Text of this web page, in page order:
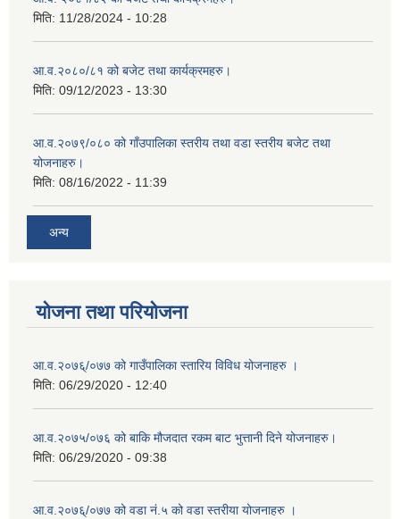
मिति: 11/28/2024 - 10:28
आ.व.२०८०/८१ को बजेट तथा कार्यक्रमहरु।
मिति: 09/12/2023 - 13:30
आ.व.२०७९/०८० को गाँउपालिका स्तरीय तथा वडा स्तरीय बजेट तथा
योजनाहरु।
मिति: 08/16/2022 - 11:39
अन्य
योजना तथा परियोजना
आ.व.२०७६्/०७७ को गाउँपालिका स्तारिय विविध योजनाहरु ।
मिति: 06/29/2020 - 12:40
आ.व.२०७५/०७६ को बाकि मौजदात रकम बाट भुत्तानी दिने योजनाहरु।
मिति: 06/29/2020 - 09:38
आ.व.२०७६्/०७७ को वडा नं.५ को वडा स्तरीया योजनाहरु ।